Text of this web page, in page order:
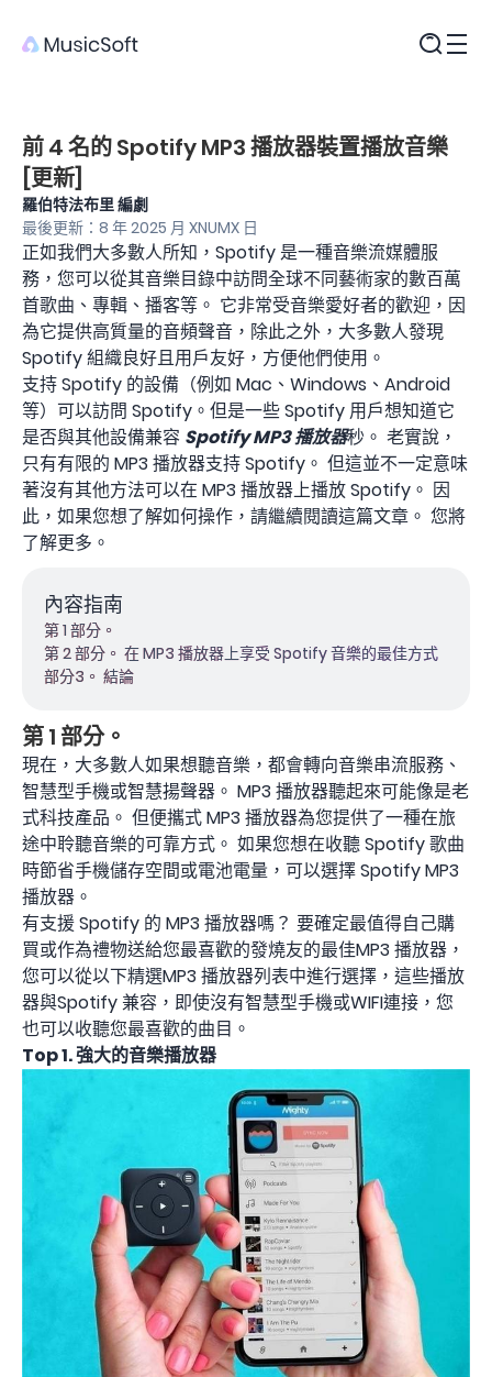
前 4 名的 Spotify MP3 播放器裝置播放音樂
[更新]
羅伯特法布里 編劇
最後更新：8 年 2025 月 XNUMX 日
正如我們大多數人所知，Spotify 是一種音樂流媒體服
務，您可以從其音樂目錄中訪問全球不同藝術家的數百萬
首歌曲、專輯、播客等。 它非常受音樂愛好者的歡迎，因
為它提供高質量的音頻聲音，除此之外，大多數人發現
Spotify 組織良好且用戶友好，方便他們使用。
支持 Spotify 的設備（例如 Mac、Windows、Android
等）可以訪問 Spotify。但是一些 Spotify 用戶想知道它
是否與其他設備兼容 Spotify MP3 播放器秒。 老實說，
只有有限的 MP3 播放器支持 Spotify。 但這並不一定意味
著沒有其他方法可以在 MP3 播放器上播放 Spotify。 因
此，如果您想了解如何操作，請繼續閱讀這篇文章。 您將
了解更多。
內容指南
第 1 部分。
第 2 部分。 在 MP3 播放器上享受 Spotify 音樂的最佳方式
部分3。 結論
第 1 部分。
現在，大多數人如果想聽音樂，都會轉向音樂串流服務、
智慧型手機或智慧揚聲器。 MP3 播放器聽起來可能像是老
式科技產品。 但便攜式 MP3 播放器為您提供了一種在旅
途中聆聽音樂的可靠方式。 如果您想在收聽 Spotify 歌曲
時節省手機儲存空間或電池電量，可以選擇 Spotify MP3
播放器。
有支援 Spotify 的 MP3 播放器嗎？ 要確定最值得自己購
買或作為禮物送給您最喜歡的發燒友的最佳MP3 播放器，
您可以從以下精選MP3 播放器列表中進行選擇，這些播放
器與Spotify 兼容，即使沒有智慧型手機或WIFI連接，您
也可以收聽您最喜歡的曲目。
Top 1. 強大的音樂播放器